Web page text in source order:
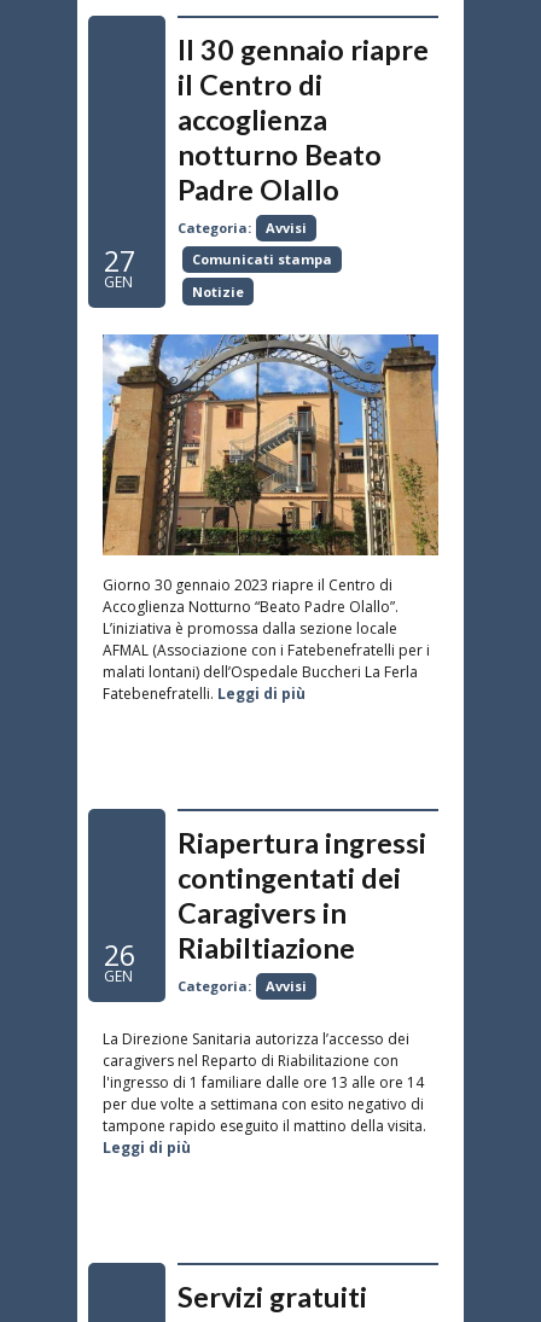
27
GEN
Il 30 gennaio riapre
il Centro di
accoglienza
notturno Beato
Padre Olallo
Categoria:
Avvisi
Comunicati stampa
Notizie
Giorno 30 gennaio 2023 riapre il Centro di
Accoglienza Notturno “Beato Padre Olallo”.
L’iniziativa è promossa dalla sezione locale
AFMAL (Associazione con i Fatebenefratelli per i
malati lontani) dell’Ospedale Buccheri La Ferla
Fatebenefratelli. Leggi di più
26
GEN
Riapertura ingressi
contingentati dei
Caragivers in
Riabiltiazione
Categoria: Avvisi
La Direzione Sanitaria autorizza l’accesso dei
caragivers nel Reparto di Riabilitazione con
l'ingresso di 1 familiare dalle ore 13 alle ore 14
per due volte a settimana con esito negativo di
tampone rapido eseguito il mattino della visita.
Leggi di più
Servizi gratuiti